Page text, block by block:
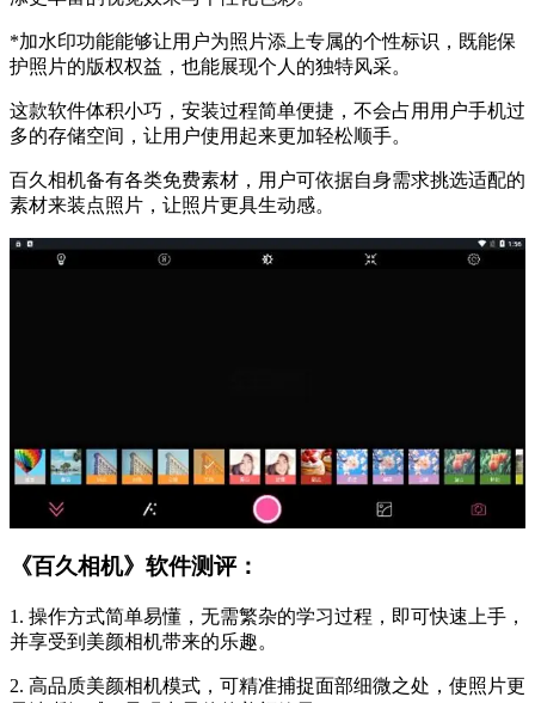
*加水印功能能够让用户为照片添上专属的个性标识，既能保
护照片的版权权益，也能展现个人的独特风采。
这款软件体积小巧，安装过程简单便捷，不会占用用户手机过
多的存储空间，让用户使用起来更加轻松顺手。
百久相机备有各类免费素材，用户可依据自身需求挑选适配的
素材来装点照片，让照片更具生动感。
《百久相机》软件测评：
1. 操作方式简单易懂，无需繁杂的学习过程，即可快速上手，
并享受到美颜相机带来的乐趣。
2. 高品质美颜相机模式，可精准捕捉面部细微之处，使照片更